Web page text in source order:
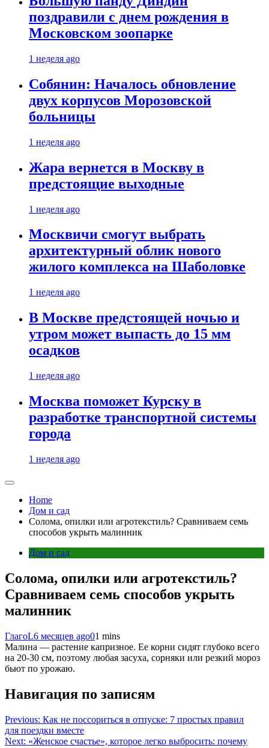
поздравили с днем рождения в
Московском зоопарке
1 неделя ago
Собянин: Началось обновление
двух корпусов Морозовской
больницы
1 неделя ago
Жара вернется в Москву в
предстоящие выходные
1 неделя ago
Москвичи смогут выбрать
архитектурный облик нового
жилого комплекса на Шаболовке
1 неделя ago
В Москве предстоящей ночью и
утром может выпасть до 15 мм
осадков
1 неделя ago
Москва поможет Курску в
разработке транспортной системы
города
1 неделя ago
Home
Дом и сад
Солома, опилки или агротекстиль? Сравниваем семь
способов укрыть малинник
Дом и сад
Солома, опилки или агротекстиль?
Сравниваем семь способов укрыть
малинник
ГлагоL6 месяцев ago01 mins
Малина — растение капризное. Ее корни сидят глубоко всего
на 20-30 см, поэтому любая засуха, сорняки или резкий мороз
бьют по урожаю.
Навигация по записям
Previous: Как не поссориться в отпуске: 7 простых правил
для поездки вместе
Next: «Женское счастье», которое легко выбросить: почему